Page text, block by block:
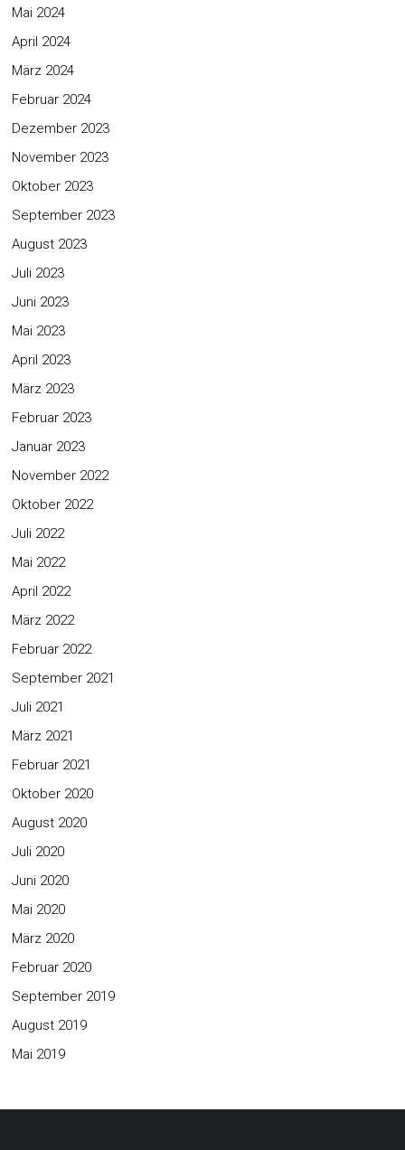
Mai 2024
April 2024
März 2024
Februar 2024
Dezember 2023
November 2023
Oktober 2023
September 2023
August 2023
Juli 2023
Juni 2023
Mai 2023
April 2023
März 2023
Februar 2023
Januar 2023
November 2022
Oktober 2022
Juli 2022
Mai 2022
April 2022
März 2022
Februar 2022
September 2021
Juli 2021
März 2021
Februar 2021
Oktober 2020
August 2020
Juli 2020
Juni 2020
Mai 2020
März 2020
Februar 2020
September 2019
August 2019
Mai 2019